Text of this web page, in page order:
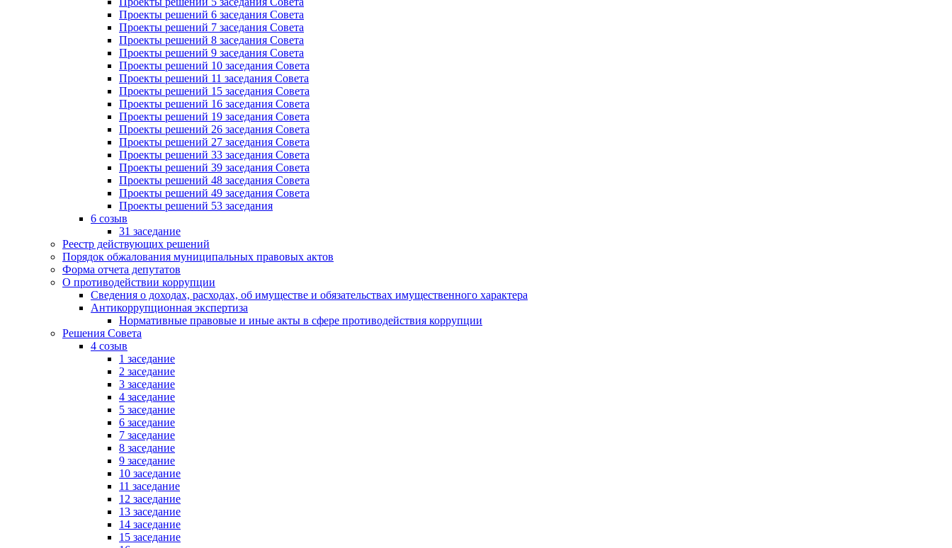
Проекты решений 6 заседания Совета
Проекты решений 7 заседания Совета
Проекты решений 8 заседания Совета
Проекты решений 9 заседания Совета
Проекты решений 10 заседания Совета
Проекты решений 11 заседания Совета
Проекты решений 15 заседания Совета
Проекты решений 16 заседания Совета
Проекты решений 19 заседания Совета
Проекты решений 26 заседания Совета
Проекты решений 27 заседания Совета
Проекты решений 33 заседания Совета
Проекты решений 39 заседания Совета
Проекты решений 48 заседания Совета
Проекты решений 49 заседания Совета
Проекты решений 53 заседания
6 созыв
31 заседание
Реестр действующих решений
Порядок обжалования муниципальных правовых актов
Форма отчета депутатов
О противодействии коррупции
Сведения о доходах, расходах, об имуществе и обязательствах имущественного характера
Антикоррупционная экспертиза
Нормативные правовые и иные акты в сфере противодействия коррупции
Решения Совета
4 созыв
1 заседание
2 заседание
3 заседание
4 заседание
5 заседание
6 заседание
7 заседание
8 заседание
9 заседание
10 заседание
11 заседание
12 заседание
13 заседание
14 заседание
15 заседание